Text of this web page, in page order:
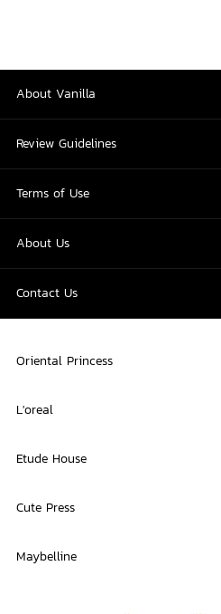
About Vanilla
Review Guidelines
Terms of Use
About Us
Contact Us
Oriental Princess
L'oreal
Etude House
Cute Press
Maybelline